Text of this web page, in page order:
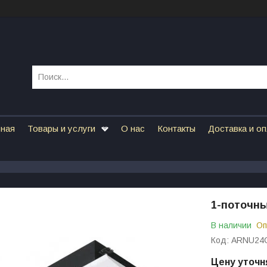
Товары и услуги О нас Контакты Доставка и
1-
В наличии
Код:
Цену